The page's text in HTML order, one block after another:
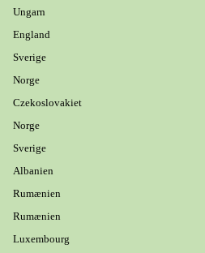
Ungarn
England
Sverige
Norge
Czekoslovakiet
Norge
Sverige
Albanien
Rumænien
Rumænien
Luxembourg